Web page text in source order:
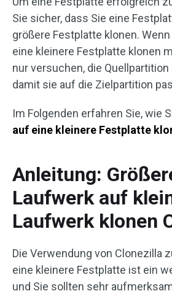
Sie sicher, dass Sie eine
größere Festplatte klonen.
eine kleinere Festplatte klonen
nur versuchen, die
damit sie auf die Zielpartition
Im Folgenden erfahren Sie, wie
auf eine kleinere Festplatte
Anleitung:
Laufwerk auf
Laufwerk klonen
Die Verwendung von Clonezilla
eine kleinere Festplatte ist ein
und Sie sollten sehr